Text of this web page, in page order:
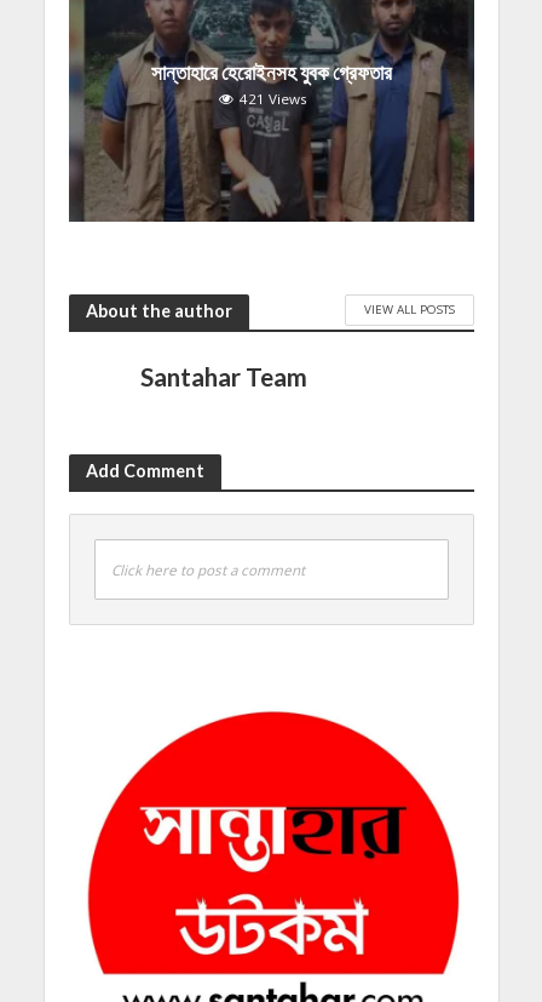
সান্তাহারে হেরোইনসহ যুবক গ্রেফতার
421 Views
About the author VIEW ALL POSTS
Santahar Team
Add Comment
Click here to post a comment